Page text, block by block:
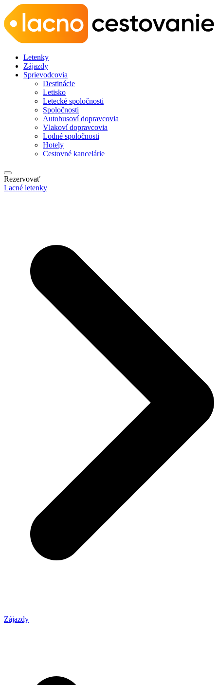
Letenky
Zájazdy
Sprievodcovia
Destinácie
Letisko
Letecké spoločnosti
Spoločnosti
Autobusoví dopravcovia
Vlakoví dopravcovia
Lodné spoločnosti
Hotely
Cestovné kancelárie
Rezervovať
Lacné letenky
Zájazdy